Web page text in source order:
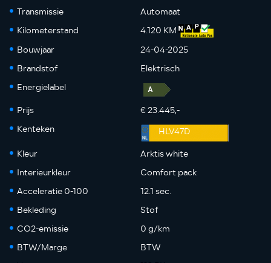
Transmissie
Automaat
Kilometerstand
4.120 KM
Bouwjaar
24-04-2025
Brandstof
Elektrisch
Energielabel
Prijs
€ 23.445,-
Kenteken
HLV47D
Kleur
Arktis white
Interieurkleur
Comfort pack
Acceleratie 0-100
12.1 sec.
Bekleding
Stof
CO2-emissie
0 g/km
BTW/Marge
BTW